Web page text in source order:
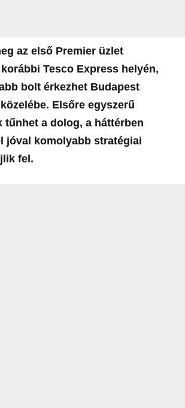
az első Premier üzlet
Tesco Express helyén,
bolt érkezhet Budapest
Elsőre egyszerű
tűnhet a dolog, a háttérben
jóval komolyabb stratégiai
fel.